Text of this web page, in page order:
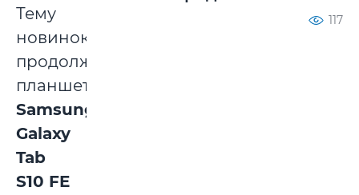
Тему
новинок
продолжают
планшеты
Samsung
Galaxy
Tab
S10 FE
117